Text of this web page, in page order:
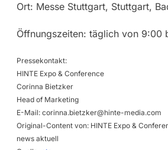
Ort: Messe Stuttgart, Stuttgart,
Öffnungszeiten: täglich von 9:00
Pressekontakt:
HINTE Expo & Conference
Corinna Bietzker
Head of Marketing
E-Mail: corinna.bietzker@hinte-media.com
Original-Content von: HINTE Expo &
news aktuell